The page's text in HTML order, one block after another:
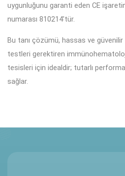
uygunluğunu garanti eden CE
numarası 810214’tür.
Bu tanı çözümü, hassas ve
testleri gerektiren
tesisleri için idealdir; tutarlı
sağlar.